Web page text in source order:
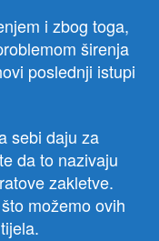
i zbog toga,
širenja
poslednji istupi
sebi daju za
da to nazivaju
zakletve.
možemo ovih